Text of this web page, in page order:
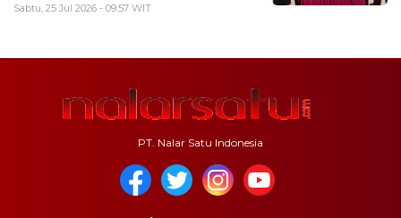
Sabtu, 25 Jul 2026 - 09:57 WIT
PT. Nalar Satu Indonesia